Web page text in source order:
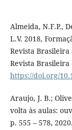
Almeida, N.F.P.,
L.V. 2018,
Revista Brasileira
Revista Brasileira
https://doi.org/
Araujo, J. B.;
volta às aulas:
p. 555 – 578, 2020.